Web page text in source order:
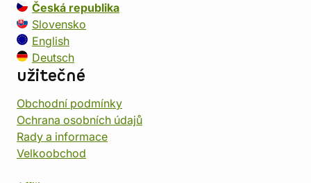
Česká republika
Slovensko
English
Deutsch
užitečné
Obchodní podmínky
Ochrana osobních údajů
Rady a informace
Velkoobchod